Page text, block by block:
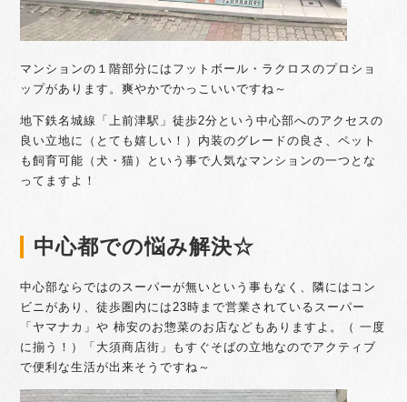
マンションの１階部分にはフットボール・ラクロスのプロショ
ップがあります。爽やかでかっこいいですね～
地下鉄名城線「上前津駅」徒歩2分という中心部へのアクセスの
良い立地に（とても嬉しい！）内装のグレードの良さ、ペット
も飼育可能（犬・猫）という事で人気なマンションの一つとな
ってますよ！
中心都での悩み解決☆
中心部ならではのスーパーが無いという事もなく、隣にはコン
ビニがあり、徒歩圏内には23時まで営業されているスーパー
「ヤマナカ」や 柿安のお惣菜のお店などもありますよ。（ 一度
に揃う！）「大須商店街」もすぐそばの立地なのでアクティブ
で便利な生活が出来そうですね～